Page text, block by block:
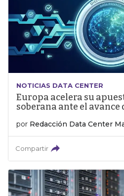
NOTICIAS DATA CENTER
Europa acelera su
soberana ante el
por Redacción Data Center
Compartir